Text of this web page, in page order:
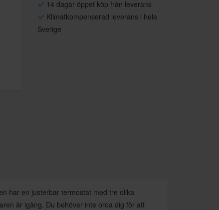
14 dagar öppet köp från leverans
Klimatkompenserad leverans i hela
Sverige
har en justerbar termostat med tre olika
är igång. Du behöver inte oroa dig för att